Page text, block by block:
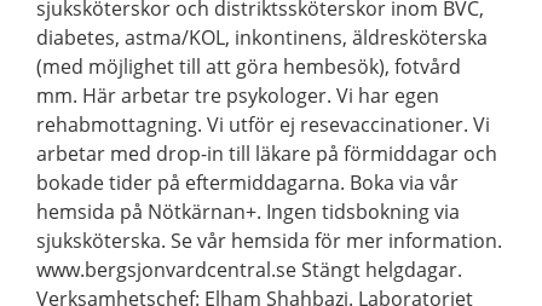
sjuksköterskor och distriktssköterskor inom BVC,
diabetes, astma/KOL, inkontinens, äldresköterska
(med möjlighet till att göra hembesök), fotvård
mm. Här arbetar tre psykologer. Vi har egen
rehabmottagning. Vi utför ej resevaccinationer. Vi
arbetar med drop-in till läkare på förmiddagar och
bokade tider på eftermiddagarna. Boka via vår
hemsida på Nötkärnan+. Ingen tidsbokning via
sjuksköterska. Se vår hemsida för mer information.
www.bergsjonvardcentral.se Stängt helgdagar.
Verksamhetschef: Elham Shahbazi. Laboratoriet